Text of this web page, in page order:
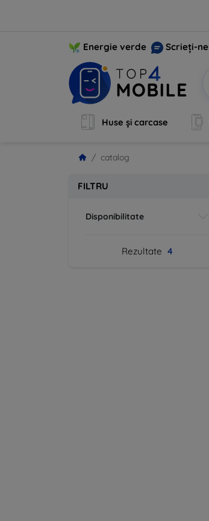
Energie verde Scrieți-ne
Huse și carcase
catalog
FILTRU
Disponibilitate
Rezultate 4